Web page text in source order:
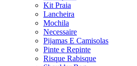
Kit Praia
Lancheira
Mochila
Necessaire
Pijamas E Camisolas
Pinte e Repinte
Risque Rabisque